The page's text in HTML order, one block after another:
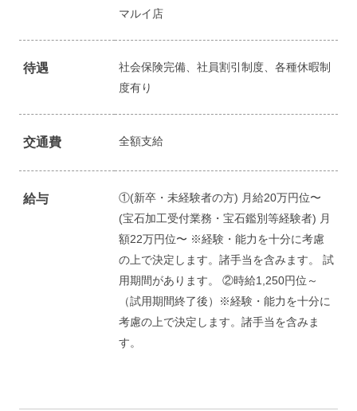
マルイ店
待遇
社会保険完備、社員割引制度、各種休暇制
度有り
交通費 全額支給
給与
①(新卒・未経験者の方) 月給20万円位〜
(宝石加工受付業務・宝石鑑別等経験者) 月
額22万円位〜 ※経験・能力を十分に考慮
の上で決定します。諸手当を含みます。 試
用期間があります。 ②時給1,250円位～
（試用期間終了後）※経験・能力を十分に
考慮の上で決定します。諸手当を含みま
す。